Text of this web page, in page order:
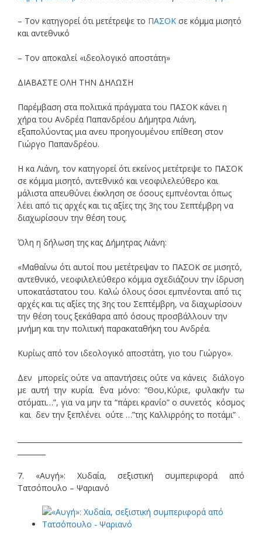
– Τον κατηγορεί ότι μετέτρεψε το ΠΑΣΟΚ σε κόμμα μισητό
και αντεθνικό
– Τον αποκαλεί «ιδεολογικό αποστάτη»
ΔΙΑΒΑΣΤΕ ΟΛΗ ΤΗΝ ΔΗΛΩΣΗ
Παρέμβαση στα πολιτικά πράγματα του ΠΑΣΟΚ κάνει η
χήρα του Ανδρέα Παπανδρέου Δήμητρα Λιάνη,
εξαπολύοντας μια ανευ προηγουμένου επίθεση στον
Γιώργο Παπανδρέου.
Η κα Λιάνη, τον κατηγορεί ότι εκείνος μετέτρεψε το ΠΑΣΟΚ
σε κόμμα μισητό, αντεθνικό και νεοφιλελεύθερο και
μάλιστα απευθύνει έκκληση σε όσους εμπνέονται όπως
λέει από τις αρχές και τις αξίες της 3ης του Σεπτέμβρη να
διαχωρίσουν την θέση τους.
Όλη η δήλωση της κας Δήμητρας Λιάνη:
«Μαθαίνω ότι αυτοί που μετέτρεψαν το ΠΑΣΟΚ σε μισητό,
αντεθνικό, νεοφιλελεύθερο κόμμα σχεδιάζουν την ίδρυση
υποκατάστατου του. Καλώ όλους όσοι εμπνέονται από τις
αρχές και τις αξίες της 3ης του Σεπτέμβρη, να διαχωρίσουν
την θέση τους ξεκάθαρα από όσους προσβάλλουν την
μνήμη και την πολιτική παρακαταθήκη του Ανδρέα.
Κυρίως από τον ιδεολογικό αποστάτη, γιο του Γιώργο».
Δεν μπορείς ούτε να απαντήσεις ούτε να κάνεις διάλογο
με αυτή την κυρία. ΄Ενα μόνο: “Θου,Κύριε, φυλακήν τω
στόματι…”, για να μην τα “πάρει κρανίο” ο συνετός κόσμος
και δεν την ξεπλένει ούτε …”της Καλλιρρόης το ποτάμι” .
7. «Αυγή»: Χυδαία, σεξιστική συμπεριφορά από
Τατσόπουλο – Ψαριανό